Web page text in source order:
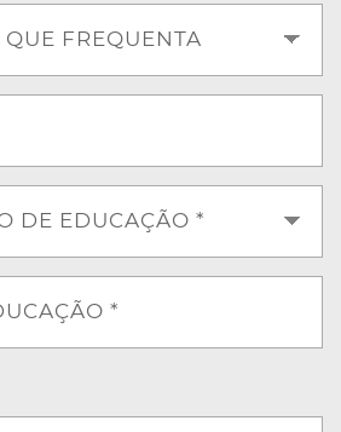
FREQUENTA
DE EDUCAÇÃO *
*